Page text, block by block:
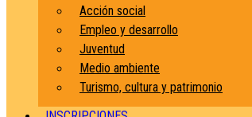
Acción social
Empleo y desarrollo
Juventud
Medio ambiente
Turismo, cultura y patrimonio